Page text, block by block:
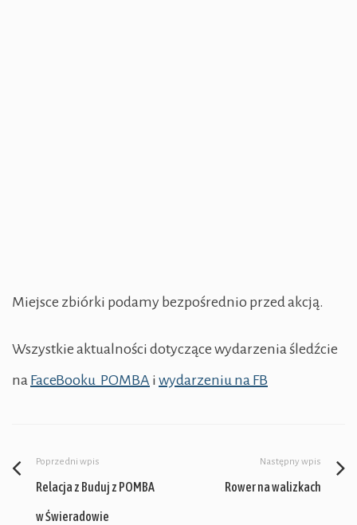
Miejsce zbiórki podamy bezpośrednio przed akcją.
Wszystkie aktualności dotyczące wydarzenia śledźcie
na FaceBooku POMBA i wydarzeniu na FB
Poprzedni wpis
Relacja z Buduj z POMBA
w Świeradowie
Następny wpis
Rower na walizkach